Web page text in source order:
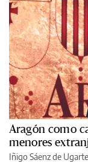
Aragón como
menores
Iñigo Sáenz de Ugarte